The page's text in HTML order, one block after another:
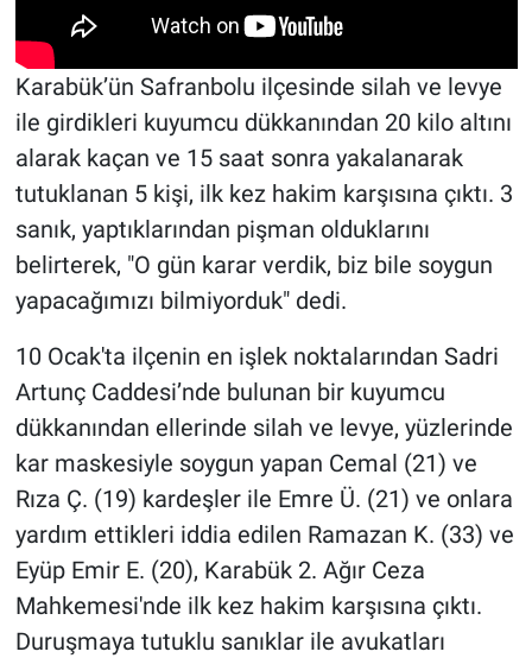
Karabük’ün Safranbolu ilçesinde silah ve levye
ile girdikleri kuyumcu dükkanından 20 kilo altını
alarak kaçan ve 15 saat sonra yakalanarak
tutuklanan 5 kişi, ilk kez hakim karşısına çıktı. 3
sanık, yaptıklarından pişman olduklarını
belirterek, "O gün karar verdik, biz bile soygun
yapacağımızı bilmiyorduk" dedi.
10 Ocak'ta ilçenin en işlek noktalarından Sadri
Artunç Caddesi’nde bulunan bir kuyumcu
dükkanından ellerinde silah ve levye, yüzlerinde
kar maskesiyle soygun yapan Cemal (21) ve
Rıza Ç. (19) kardeşler ile Emre Ü. (21) ve onlara
yardım ettikleri iddia edilen Ramazan K. (33) ve
Eyüp Emir E. (20), Karabük 2. Ağır Ceza
Mahkemesi'nde ilk kez hakim karşısına çıktı.
Duruşmaya tutuklu sanıklar ile avukatları